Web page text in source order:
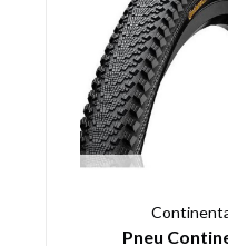
Pneu